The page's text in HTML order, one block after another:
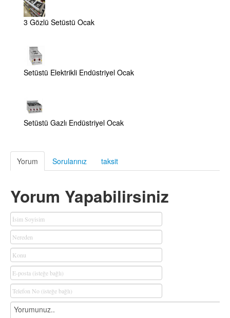
3 Gözlü Setüstü Ocak
Setüstü Elektrikli Endüstriyel Ocak
Setüstü Gazlı Endüstriyel Ocak
Yorum Sorularınız taksit
Yorum Yapabilirsiniz